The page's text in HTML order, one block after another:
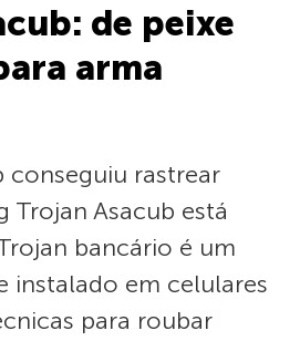
de peixe
arma
conseguiu rastrear
Trojan Asacub está
bancário é um
instalado em celulares
para roubar